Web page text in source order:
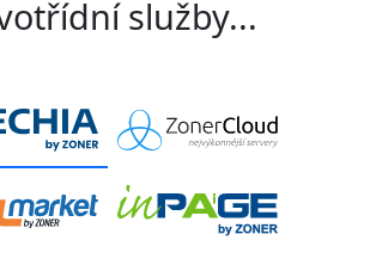
služby...